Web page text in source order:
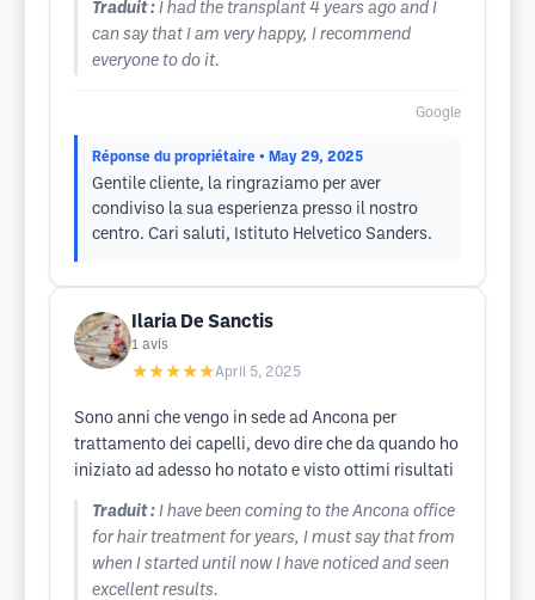
Traduit : I had the transplant 4 years ago and I
can say that I am very happy, I recommend
everyone to do it.
Google
Réponse du propriétaire • May 29, 2025
Gentile cliente, la ringraziamo per aver
condiviso la sua esperienza presso il nostro
centro. Cari saluti, Istituto Helvetico Sanders.
Ilaria De Sanctis
1 avis
★★★★★April 5, 2025
Sono anni che vengo in sede ad Ancona per
trattamento dei capelli, devo dire che da quando ho
iniziato ad adesso ho notato e visto ottimi risultati
Traduit : I have been coming to the Ancona office
for hair treatment for years, I must say that from
when I started until now I have noticed and seen
excellent results.